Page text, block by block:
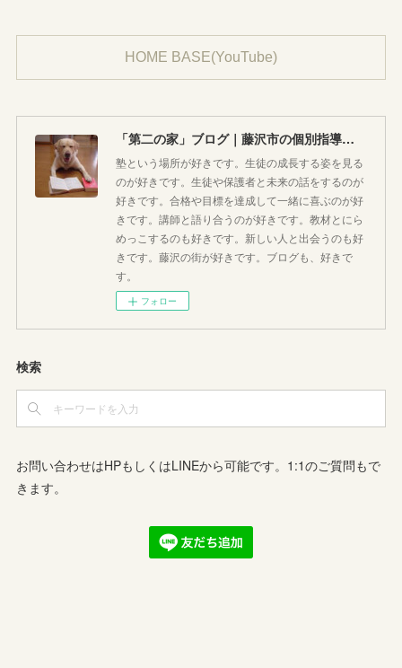
HOME BASE(YouTube)
「第二の家」ブログ｜藤沢市の個別指導塾のお話
塾という場所が好きです。生徒の成長する姿を見る
のが好きです。生徒や保護者と未来の話をするのが
好きです。合格や目標を達成して一緒に喜ぶのが好
きです。講師と語り合うのが好きです。教材とにら
めっこするのも好きです。新しい人と出会うのも好
きです。藤沢の街が好きです。ブログも、好きで
す。
フォロー
検索
お問い合わせはHPもしくはLINEから可能です。1:1のご質問もで
きます。